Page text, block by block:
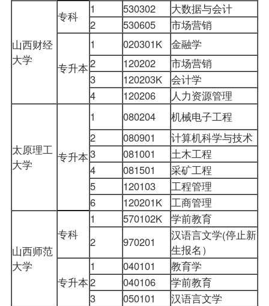
山西财经
大学
专科
1 530302
大数据与会计
2
530605 市场营销
专升本
1 020301K
金融学
2
120202
市场营销
3
120203K
会计学
4
120206 人力资源管理
太原理工
大学
专升本
1 080204
机械电子工程
2
080901
计算机科学与技术
3
081001
土木工程
4
081501
采矿工程
5
120103
工程管理
6
120201K 工商管理
山西师范
大学
专科
1 570102K
学前教育
2
970201
汉语言文学(停止新
生报名）
专升本
1 040101
教育学
2
040106
学前教育
3
050101 汉语言文学